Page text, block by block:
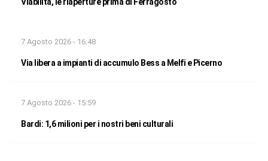
7 Agosto 2026 - 16:48
Via libera a impianti di accumulo Bess a Melfi e Picerno
7 Agosto 2026 - 15:59
Bardi: 1,6 milioni per i nostri beni culturali